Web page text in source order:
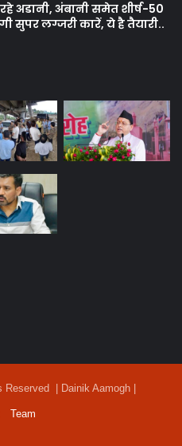
अडानी, अंबानी समेत शीर्ष-50
सुपर लग्जरी कारें, ये है तैयारी..
| Dainik Aamogh |
Team